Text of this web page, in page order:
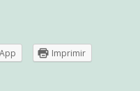
Imprimir